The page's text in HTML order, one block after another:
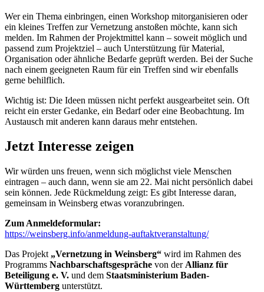
Wer ein Thema einbringen, einen Workshop mitorganisieren oder
ein kleines Treffen zur Vernetzung anstoßen möchte, kann sich
melden. Im Rahmen der Projektmittel kann – soweit möglich und
passend zum Projektziel – auch Unterstützung für Material,
Organisation oder ähnliche Bedarfe geprüft werden. Bei der Suche
nach einem geeigneten Raum für ein Treffen sind wir ebenfalls
gerne behilflich.
Wichtig ist: Die Ideen müssen nicht perfekt ausgearbeitet sein. Oft
reicht ein erster Gedanke, ein Bedarf oder eine Beobachtung. Im
Austausch mit anderen kann daraus mehr entstehen.
Jetzt Interesse zeigen
Wir würden uns freuen, wenn sich möglichst viele Menschen
eintragen – auch dann, wenn sie am 22. Mai nicht persönlich dabei
sein können. Jede Rückmeldung zeigt: Es gibt Interesse daran,
gemeinsam in Weinsberg etwas voranzubringen.
Zum Anmeldeformular:
https://weinsberg.info/anmeldung-auftaktveranstaltung/
Das Projekt „Vernetzung in Weinsberg“ wird im Rahmen des
Programms Nachbarschaftsgespräche von der Allianz für
Beteiligung e. V. und dem Staatsministerium Baden-
Württemberg unterstützt.